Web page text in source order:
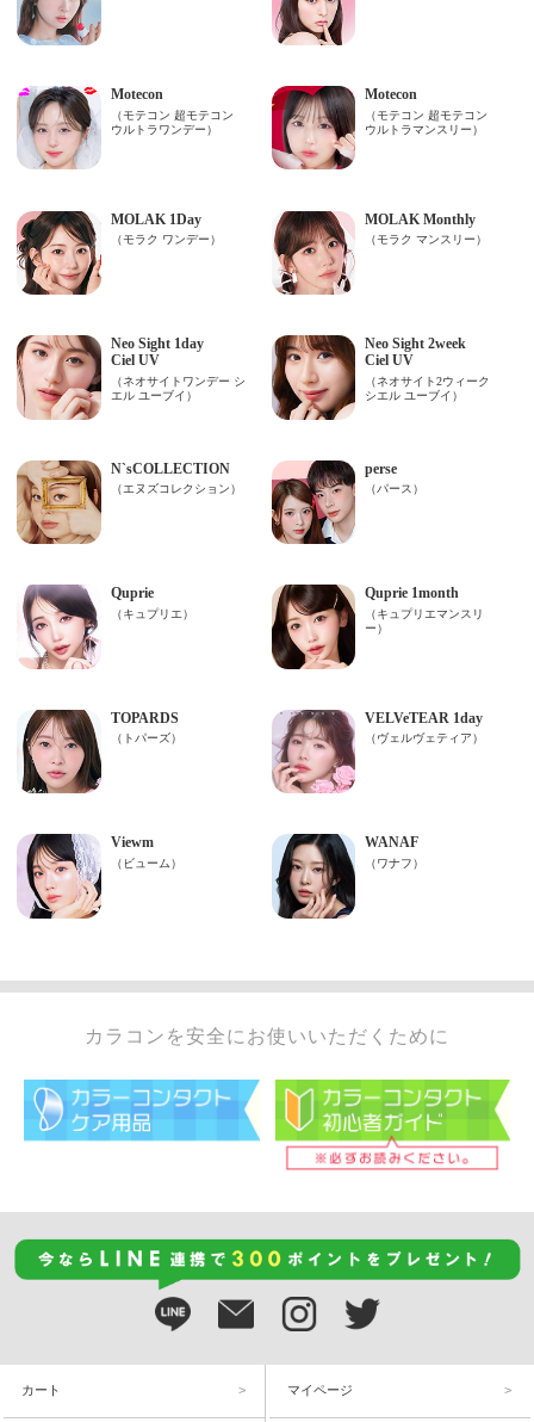
カラコンを安全にお使いいただくために
カート マイページ